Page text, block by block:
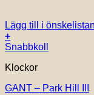
Lägg till i
+
Snabbkoll
Klockor
GANT – Park Hill III